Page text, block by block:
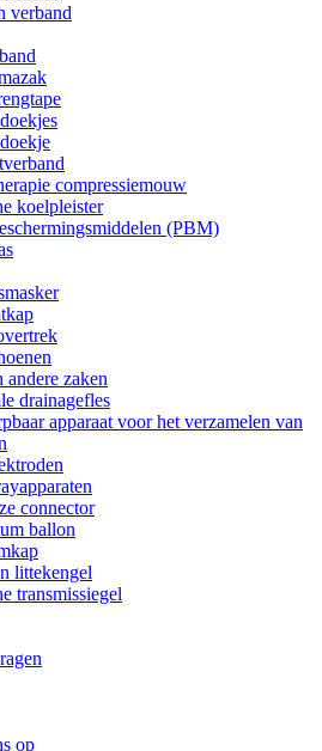
verband
compressiemouw
koelpleister
(PBM)
andere zaken
drainagefles
apparaat voor het verzamelen van
connector
ballon
littekengel
transmissiegel
op